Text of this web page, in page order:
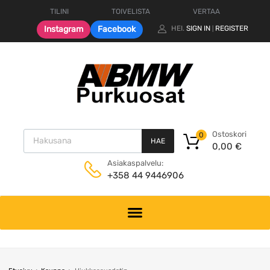
TILINI TOIVELISTA VERTAA
Instagram Facebook HEI. SIGN IN REGISTER
Products search
HAE
Ostoskori
0,00 €
0
Asiakaspalvelu:
+358 44 9446906
content